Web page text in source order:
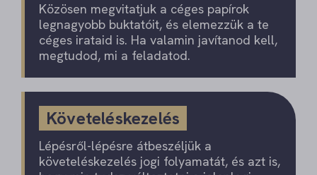
Közösen megvitatjuk a céges papírok
legnagyobb buktatóit, és elemezzük a te
céges irataid is. Ha valamin javítanod kell,
megtudod, mi a feladatod.
Követeléskezelés
Lépésről-lépésre átbeszéljük a
követeléskezelés jogi folyamatát, és azt is,